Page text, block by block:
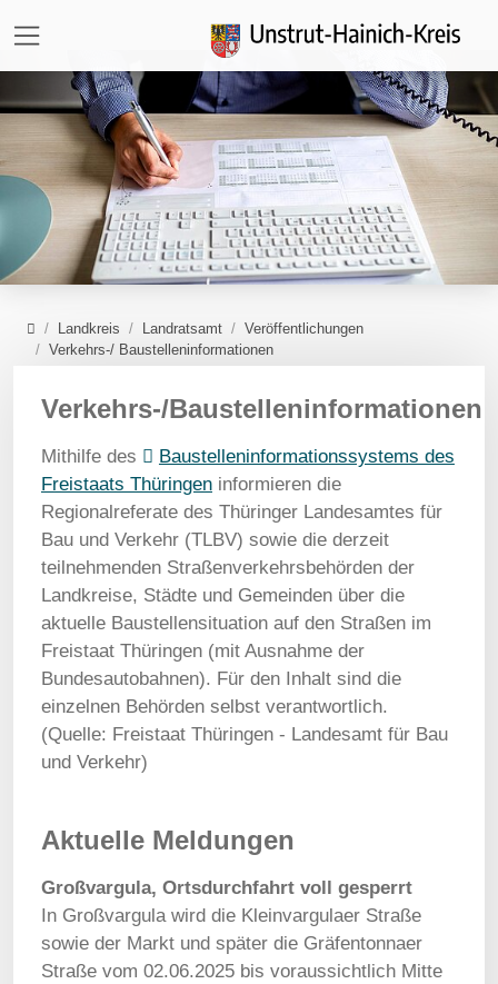
HomeLandkreis Landratsamt
Veröffentlichungen
Verkehrs-/ Baustelleninformationen
Verkehrs-/Baustelleninformationen
Mithilfe des
Baustelleninformationssystems des
Freistaats Thüringen informieren die
Regionalreferate des Thüringer Landesamtes für
Bau und Verkehr (TLBV) sowie die derzeit
teilnehmenden Straßenverkehrsbehörden der
Landkreise, Städte und Gemeinden über die
aktuelle Baustellensituation auf den Straßen im
Freistaat Thüringen (mit Ausnahme der
Bundesautobahnen). Für den Inhalt sind die
einzelnen Behörden selbst verantwortlich.
(Quelle: Freistaat Thüringen - Landesamt für Bau
und Verkehr)
Aktuelle Meldungen
Großvargula, Ortsdurchfahrt voll gesperrt
In Großvargula wird die Kleinvargulaer Straße
sowie der Markt und später die Gräfentonnaer
Straße vom 02.06.2025 bis voraussichtlich Mitte